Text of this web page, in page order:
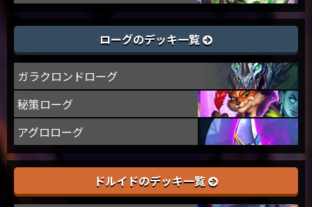
ローグのデッキ一覧
ガラクロンドローグ
秘策ローグ
アグロローグ
ドルイドのデッキ一覧